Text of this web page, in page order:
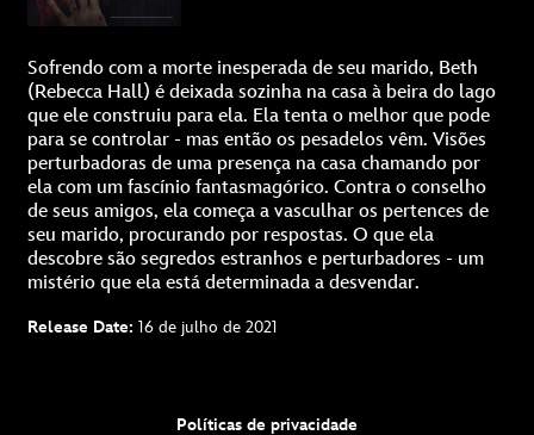
Sofrendo com a morte inesperada de seu marido, Beth
(Rebecca Hall) é deixada sozinha na casa à beira do lago
que ele construiu para ela. Ela tenta o melhor que pode
para se controlar - mas então os pesadelos vêm. Visões
perturbadoras de uma presença na casa chamando por
ela com um fascínio fantasmagórico. Contra o conselho
de seus amigos, ela começa a vasculhar os pertences de
seu marido, procurando por respostas. O que ela
descobre são segredos estranhos e perturbadores - um
mistério que ela está determinada a desvendar.
Release Date: 16 de julho de 2021
Políticas de privacidade